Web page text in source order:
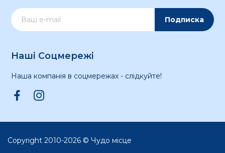
Подписка
Наші Соцмережі
Наша компанія в соцмережах - слідкуйте!
Copyright 2010-2026 © Чудо місце